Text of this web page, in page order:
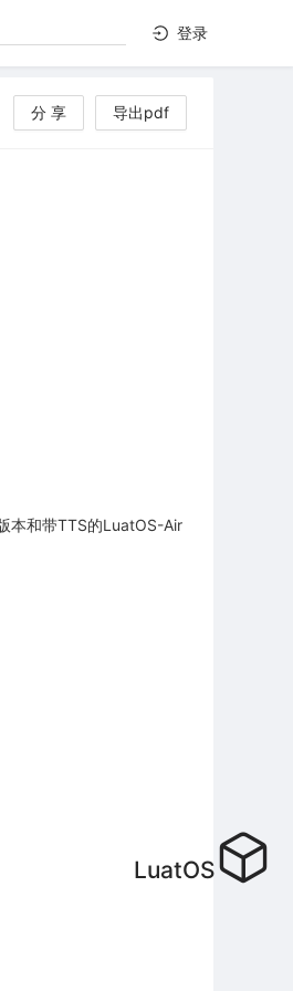
登录
LuatOS
分 享 导出pdf
本和带TTS的LuatOS-Air